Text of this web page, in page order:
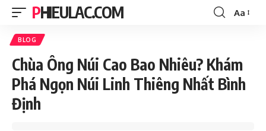
PHIEULAC.COM
Font
Aa
BLOG
Chùa Ông Núi Cao Bao Nhiêu? Khám
Phá Ngọn Núi Linh Thiêng Nhất Bình
Định